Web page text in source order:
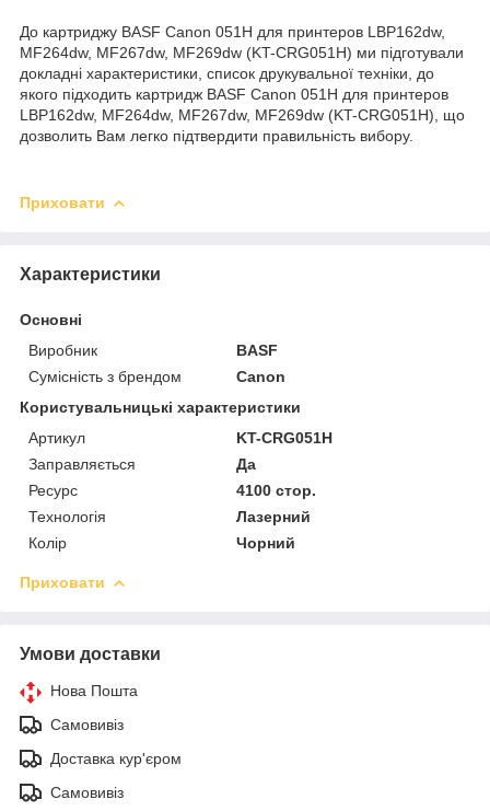
До картриджу BASF Canon 051H для принтеров LBP162dw,
MF264dw, MF267dw, MF269dw (KT-CRG051H) ми підготували
докладні характеристики, список друкувальної техніки, до
якого підходить картридж BASF Canon 051H для принтеров
LBP162dw, MF264dw, MF267dw, MF269dw (KT-CRG051H), що
дозволить Вам легко підтвердити правильність вибору.
Приховати
Характеристики
Основні
Виробник
BASF
Сумісність з брендом
Canon
Користувальницькі характеристики
Артикул
KT-CRG051H
Заправляється
Да
Ресурс
4100 стор.
Технологія
Лазерний
Колір
Чорний
Приховати
Умови доставки
Нова Пошта
Самовивіз
Доставка кур'єром
Самовивіз